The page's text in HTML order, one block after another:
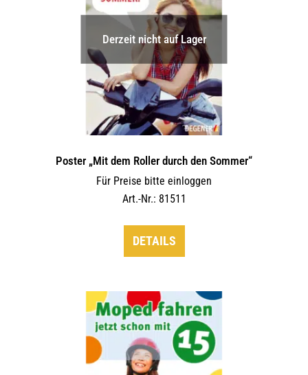
Derzeit nicht auf Lager
Poster „Mit dem Roller durch den Sommer“
Für Preise bitte einloggen
Art.-Nr.: 81511
DETAILS